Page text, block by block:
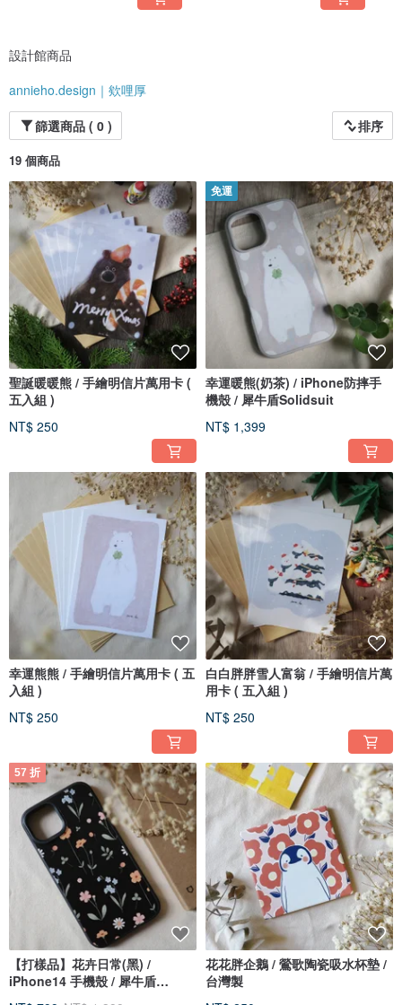
設計館商品
annieho.design｜欸哩厚
篩選商品 ( 0 )
排序
19 個商品
聖誕暖暖熊 / 手繪明信片萬用卡 (
五入組 )
NT$ 250
免運
幸運暖熊(奶茶) / iPhone防摔手
機殼 / 犀牛盾Solidsuit
NT$ 1,399
幸運熊熊 / 手繪明信片萬用卡 ( 五
入組 )
NT$ 250
白白胖胖雪人富翁 / 手繪明信片萬
用卡 ( 五入組 )
NT$ 250
57 折
【打樣品】花卉日常(黑) /
iPhone14 手機殼 / 犀牛盾
花花胖企鵝 / 鶯歌陶瓷吸水杯墊 /
台灣製